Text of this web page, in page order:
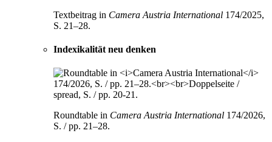
Textbeitrag in Camera Austria International 174/2025,
S. 21–28.
Indexikalität neu denken
Roundtable in Camera Austria International 174/2026,
S. / pp. 21–28.